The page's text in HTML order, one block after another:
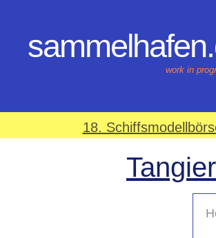
work in
18.